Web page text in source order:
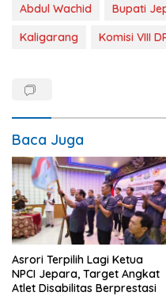
Abdul Wachid Bupati
Kaligarang
Komisi VIII
Baca Juga
Asrori Terpilih Lagi Ketua
NPCI Jepara, Target Angkat
Atlet Disabilitas Berprestasi